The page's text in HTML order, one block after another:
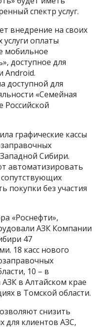
спектр услуг.
внедрение на своих
оплаты
мобильное
доступное для
Android.
доступной для
«Семейная
Российской
графические кассы
Сибири.
автоматизировать
покупки без участия
«Роснефти»,
АЗК Компании
47
18 касс нового
10 – в
в Алтайском крае
в Томской области.
снизить
для клиентов АЗС,